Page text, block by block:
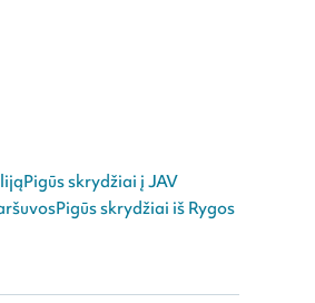
Pigūs skrydžiai į JAV
Pigūs skrydžiai iš Rygos